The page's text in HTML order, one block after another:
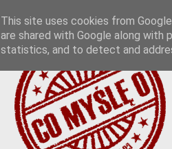
This site uses cookies from
are shared with Google along
statistics, and to detect and